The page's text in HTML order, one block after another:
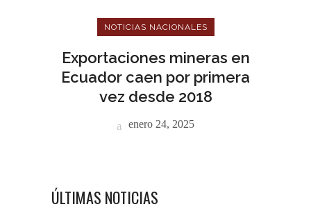
NOTICIAS NACIONALES
Exportaciones mineras en
Ecuador caen por primera
vez desde 2018
enero 24, 2025
ÚLTIMAS NOTICIAS